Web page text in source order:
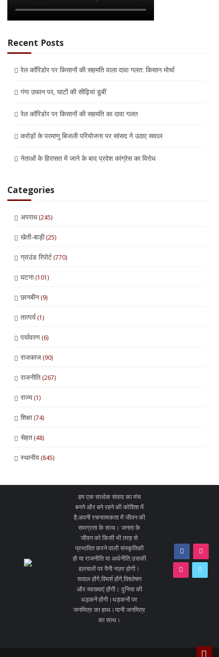
Recent Posts
रेल कॉरिडोर पर किसानों की सहमति वाला दावा गलत: किसान मोर्चा
गंगा उफान पर, घाटों की सीढ़ियां डूबीं
रेल कॉरिडोर पर किसानों की सहमति का दावा गलत
करोड़ों के परमाणु बिजली परियोजना पर सांसद ने उठाए सवाल
नेताओं के हिरासत में जाने के बाद प्रदेश कांग्रेस का विरोध
Categories
अपराध(245)
खेती-बाड़ी(25)
ग्राउंड रिपोर्ट(770)
घटना(101)
छानबीन(9)
तात्पर्य(1)
पर्यावरण(6)
राजकाज(90)
राजनीति(267)
राज्य(1)
शिक्षा(74)
सेहत(48)
स्थानीय(845)
हम एक सार्थक संवाद का मंच
बनने और बने रहने की कोशिश में
है;अपनी रचनात्मकता में जीवन की
समग्रता के साथ। जनता के
जीवन को किसी भी तरह से
प्रभावित करने वाली संस्कृतिकी
हो या राजनीति या अर्थनीति,उसकी
हलचलों पर पैनी नज़र होगी।
सवाल होंगे,विमर्श होंगे,विश्लेषण
और व्याख्याएं होंगी। दुनिया की
धड़कनें होंगी।धड़कनों पर
जनमित्र का हाथ।यानी जनमित्र
का साथ।